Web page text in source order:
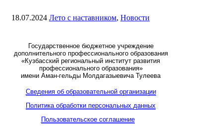
18.07.2024 Лето с наставником, Новости
Государственное бюджетное учреждение
дополнительного профессионального образования
«Кузбасский региональный институт развития
профессионального образования»
имени Аман-гельды Молдагазыевича Тулеева
Сведения об образовательной организации
Политика обработки персональных данных
Пользовательское соглашение